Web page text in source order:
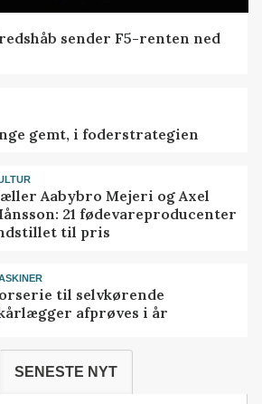
sender F5-renten ned
gemt, i foderstrategien
Aabybro Mejeri og Axel
21 fødevareproducenter
til pris
til selvkørende
afprøves i år
SENESTE NYT